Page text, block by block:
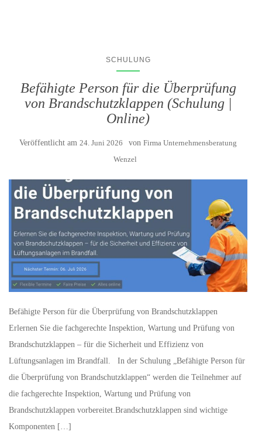
SCHULUNG
Befähigte Person für die Überprüfung
von Brandschutzklappen (Schulung |
Online)
Veröffentlicht am 24. Juni 2026 von Firma Unternehmensberatung
Wenzel
Befähigte Person für die Überprüfung von Brandschutzklappen
Erlernen Sie die fachgerechte Inspektion, Wartung und Prüfung von
Brandschutzklappen – für die Sicherheit und Effizienz von
Lüftungsanlagen im Brandfall. In der Schulung „Befähigte Person für
die Überprüfung von Brandschutzklappen“ werden die Teilnehmer auf
die fachgerechte Inspektion, Wartung und Prüfung von
Brandschutzklappen vorbereitet.Brandschutzklappen sind wichtige
Komponenten […]